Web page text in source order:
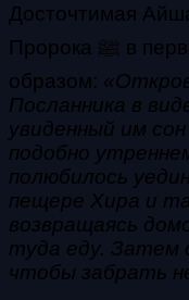
Досточтимая
Пророка ﷺ в первых днях ниспослания таким
образом:
Посланника в
увиденный им
подобно
полюбилось
пещере Хира и
возвращаясь
туда еду. Затем
чтобы забрать